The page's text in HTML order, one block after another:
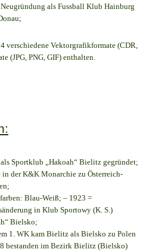
als Fussball Klub Hainburg
verschiedene Vektorgrafikformate (CDR,
(JPG, PNG, GIF) enthalten.
Sportklub „Hakoah“ Bielitz gegründet;
in der K&K Monarchie zu Österreich-
Blau-Weiß; – 1923 =
in Klub Sportowy (K. S.)
Bielsko;
1. WK kam Bielitz als Bielsko zu Polen
bestanden im Bezirk Bielitz (Bielsko)